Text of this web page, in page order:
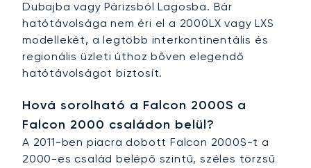
Dubajba vagy Párizsból Lagosba. Bár
hatótávolsága nem éri el a 2000LX vagy LXS
modellekét, a legtöbb interkontinentális és
regionális üzleti úthoz bőven elegendő
hatótávolságot biztosít.
Hová sorolható a Falcon 2000S a
Falcon 2000 családon belül?
A 2011-ben piacra dobott Falcon 2000S-t a
2000-es család belépő szintű, széles törzsű